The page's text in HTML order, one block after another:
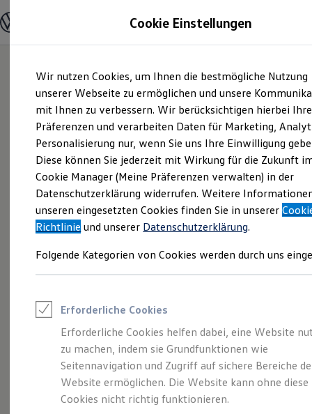
Hauptinhalt
springen
Footer
springen
Modelle und Konfigurator
Modelle vergleichen
Elektroautos
ENERGY Sondermodelle
Nutzfahrzeuge
SUV und CUV
Familienautos
Kombis
Kompaktwagen
Sportwagen
Schnell verfügbare Fahrzeuge
Angebote und Produkte
Aktuelle Angebote
E-Auto-Förderung
Volkswagen Marktplatz
Junge Gebrauchtwagen und Gebrauchtwagen
Saisonangebote
Leasing
Leasing-Angebote
Gebrauchtwagen Leasing
Junge Gebrauchtwagen-Leasing
Elektroauto Leasing
Kleinwagen-Leasing
Leasing ohne Anzahlung
Ganz schön groß. Der
Polo.
Cookie Einstellungen
Wir nutzen Cookies, um Ihnen die bestmögliche Nutzung
unserer Webseite zu ermöglichen und unsere
mit Ihnen zu verbessern. Wir berücksichtigen hierbei Ihre
Präferenzen und verarbeiten Daten für Marketing,
Personalisierung nur, wenn Sie uns Ihre Einwilligung
Diese können Sie jederzeit mit Wirkung für die Zukunft
Cookie Manager (Meine Präferenzen verwalten) in der
Datenschutzerklärung widerrufen. Weitere
unseren eingesetzten Cookies finden Sie in unserer
Richtlinie und unserer Datenschutzerklärung.
Folgende Kategorien von Cookies werden durch uns
Erforderliche Cookies
Erforderliche Cookies helfen dabei, eine Website
zu machen, indem sie Grundfunktionen wie
Seitennavigation und Zugriff auf sichere Bereiche
Website ermöglichen. Die Website kann ohne diese
Cookies nicht richtig funktionieren.